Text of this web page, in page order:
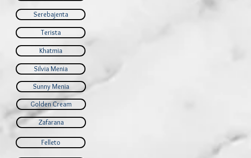
Serebajenta
Terista
Khatmia
Silvia Menia
Sunny Menia
Golden Cream
Zafarana
Felleto